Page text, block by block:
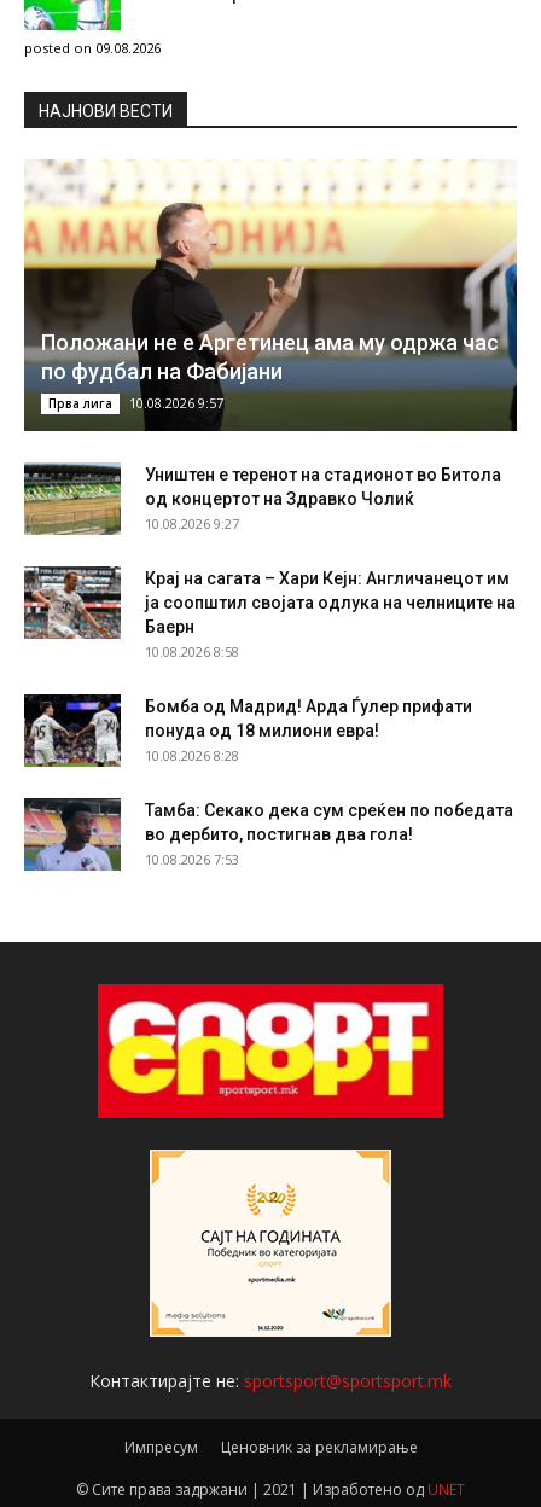
posted on 09.08.2026
НAЈНОВИ ВЕСТИ
Положани не е Аргетинец ама му одржа час
по фудбал на Фабијани
Прва лига 10.08.2026 9:57
Уништен е теренот на стадионот во Битола
од концертот на Здравко Чолиќ
10.08.2026 9:27
Крај на сагата – Хари Кејн: Англичанецот им
ја соопштил својата одлука на челниците на
Баерн
10.08.2026 8:58
Бомба од Мадрид! Арда Ѓулер прифати
понуда од 18 милиони евра!
10.08.2026 8:28
Тамба: Секако дека сум среќен по победата
во дербито, постигнав два гола!
10.08.2026 7:53
Контактирајте не: sportsport@sportsport.mk
Импресум Ценовник за рекламирање
© Сите права задржани | 2021 | Изработено од UNET